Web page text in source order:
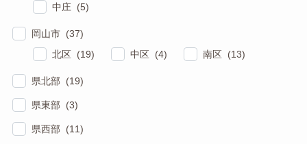
中庄 (5)
岡山市 (37)
北区 (19)
中区 (4) 南区 (13)
県北部 (19)
県東部 (3)
県西部 (11)